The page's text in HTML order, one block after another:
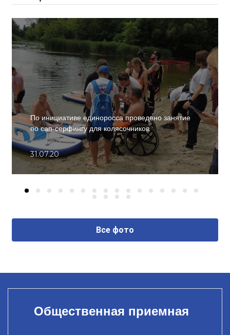
По инициативе единоросса проведено занятие
по сап-серфингу для колясочников
31.07.20
Все фото
Общественная приемная